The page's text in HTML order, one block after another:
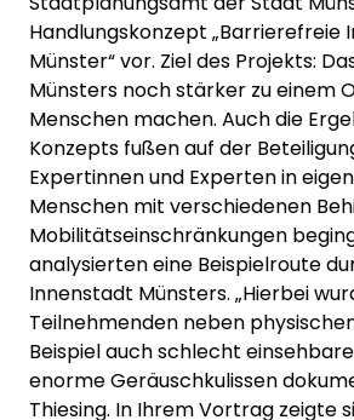
Handlungskonzept „Barrierefreie
Münster“ vor. Ziel des Projekts:
Münsters noch stärker zu einem
Menschen machen. Auch die
Konzepts fußen auf der
Expertinnen und Experten in
Menschen mit verschiedenen
Mobilitätseinschränkungen
analysierten eine Beispielroute
Innenstadt Münsters. „Hierbei
Teilnehmenden neben
Beispiel auch schlecht
enorme Geräuschkulissen
Thiesing. In Ihrem Vortrag zeigte